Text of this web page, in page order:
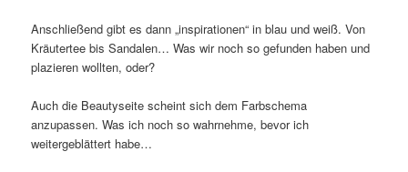
Anschließend gibt es dann „inspirationen“ in blau und weiß. Von
Kräutertee bis Sandalen… Was wir noch so gefunden haben und
plazieren wollten, oder?
Auch die Beautyseite scheint sich dem Farbschema
anzupassen. Was ich noch so wahrnehme, bevor ich
weitergeblättert habe…